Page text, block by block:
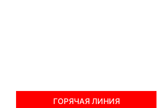
ГОРЯЧАЯ ЛИНИЯ